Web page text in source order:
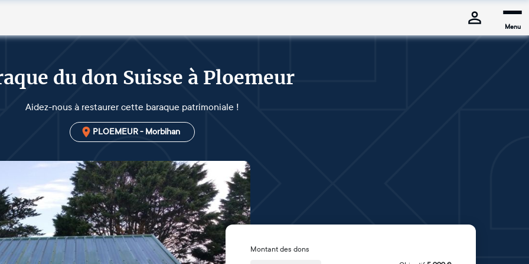
Menu
du don Suisse à Ploemeur
Aidez-nous à restaurer cette baraque patrimoniale !
PLOEMEUR - Morbihan
Montant des dons